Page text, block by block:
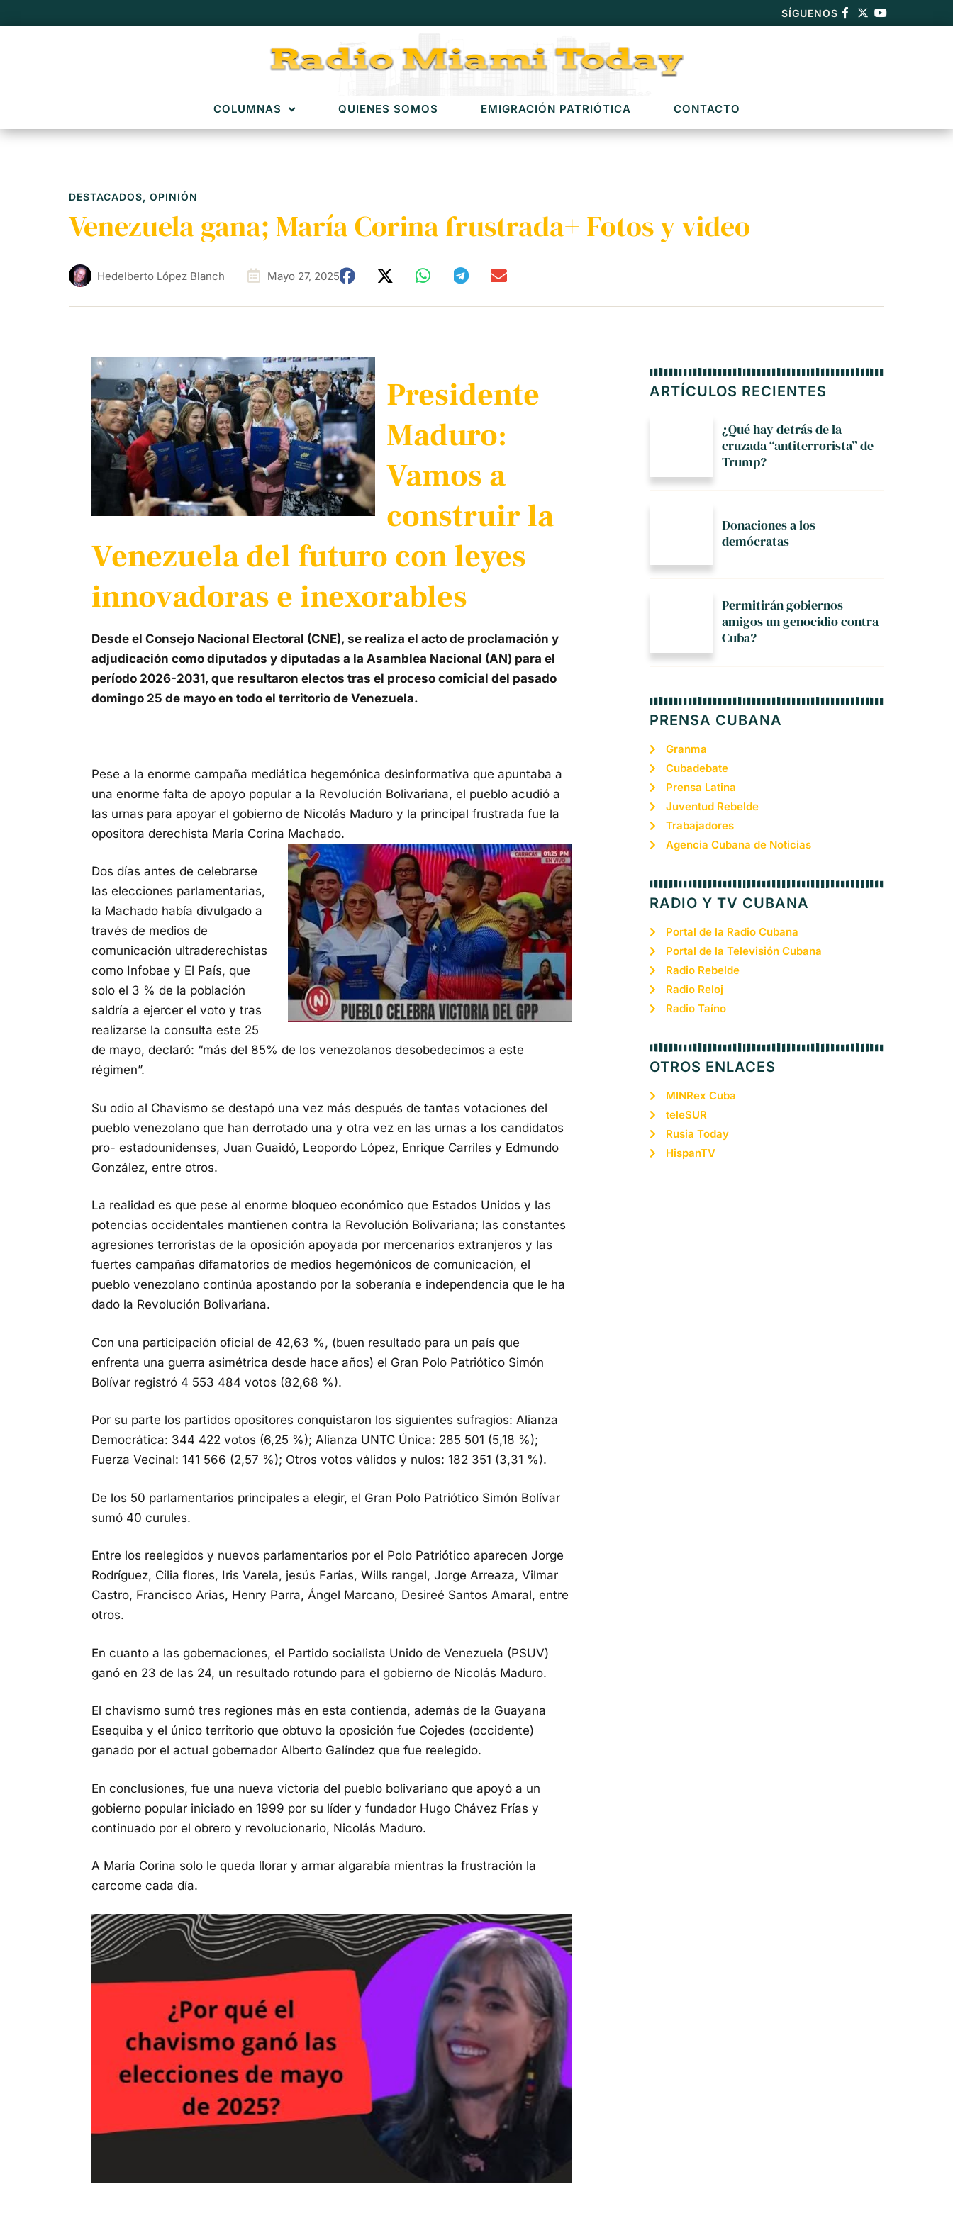
SÍGUENOS
COLUMNAS QUIENES SOMOS EMIGRACIÓN PATRIÓTICA CONTACTO
DESTACADOS, OPINIÓN
Venezuela gana; María Corina frustrada+ Fotos y video
Hedelberto López Blanch Mayo 27, 2025
Presidente
Maduro:
Vamos a
construir la
Venezuela del futuro con leyes
innovadoras e inexorables
Desde el Consejo Nacional Electoral (CNE), se realiza el acto de proclamación y
adjudicación como diputados y diputadas a la Asamblea Nacional (AN) para el
período 2026-2031, que resultaron electos tras el proceso comicial del pasado
domingo 25 de mayo en todo el territorio de Venezuela.
Pese a la enorme campaña mediática hegemónica desinformativa que apuntaba a
una enorme falta de apoyo popular a la Revolución Bolivariana, el pueblo acudió a
las urnas para apoyar el gobierno de Nicolás Maduro y la principal frustrada fue la
opositora derechista María Corina Machado.
Dos días antes de celebrarse
las elecciones parlamentarias,
la Machado había divulgado a
través de medios de
comunicación ultraderechistas
como Infobae y El País, que
solo el 3 % de la población
saldría a ejercer el voto y tras
realizarse la consulta este 25
de mayo, declaró: “más del 85% de los venezolanos desobedecimos a este
régimen”.
Su odio al Chavismo se destapó una vez más después de tantas votaciones del
pueblo venezolano que han derrotado una y otra vez en las urnas a los candidatos
pro- estadounidenses, Juan Guaidó, Leopordo López, Enrique Carriles y Edmundo
González, entre otros.
La realidad es que pese al enorme bloqueo económico que Estados Unidos y las
potencias occidentales mantienen contra la Revolución Bolivariana; las constantes
agresiones terroristas de la oposición apoyada por mercenarios extranjeros y las
fuertes campañas difamatorios de medios hegemónicos de comunicación, el
pueblo venezolano continúa apostando por la soberanía e independencia que le ha
dado la Revolución Bolivariana.
Con una participación oficial de 42,63 %, (buen resultado para un país que
enfrenta una guerra asimétrica desde hace años) el Gran Polo Patriótico Simón
Bolívar registró 4 553 484 votos (82,68 %).
Por su parte los partidos opositores conquistaron los siguientes sufragios: Alianza
Democrática: 344 422 votos (6,25 %); Alianza UNTC Única: 285 501 (5,18 %);
Fuerza Vecinal: 141 566 (2,57 %); Otros votos válidos y nulos: 182 351 (3,31 %).
De los 50 parlamentarios principales a elegir, el Gran Polo Patriótico Simón Bolívar
sumó 40 curules.
Entre los reelegidos y nuevos parlamentarios por el Polo Patriótico aparecen Jorge
Rodríguez, Cilia flores, Iris Varela, jesús Farías, Wills rangel, Jorge Arreaza, Vilmar
Castro, Francisco Arias, Henry Parra, Ángel Marcano, Desireé Santos Amaral, entre
otros.
En cuanto a las gobernaciones, el Partido socialista Unido de Venezuela (PSUV)
ganó en 23 de las 24, un resultado rotundo para el gobierno de Nicolás Maduro.
El chavismo sumó tres regiones más en esta contienda, además de la Guayana
Esequiba y el único territorio que obtuvo la oposición fue Cojedes (occidente)
ganado por el actual gobernador Alberto Galíndez que fue reelegido.
En conclusiones, fue una nueva victoria del pueblo bolivariano que apoyó a un
gobierno popular iniciado en 1999 por su líder y fundador Hugo Chávez Frías y
continuado por el obrero y revolucionario, Nicolás Maduro.
A María Corina solo le queda llorar y armar algarabía mientras la frustración la
carcome cada día.
ARTÍCULOS RECIENTES
¿Qué hay detrás de la
cruzada “antiterrorista” de
Trump?
Donaciones a los
demócratas
Permitirán gobiernos
amigos un genocidio contra
Cuba?
PRENSA CUBANA
Granma
Cubadebate
Prensa Latina
Juventud Rebelde
Trabajadores
Agencia Cubana de Noticias
RADIO Y TV CUBANA
Portal de la Radio Cubana
Portal de la Televisión Cubana
Radio Rebelde
Radio Reloj
Radio Taíno
OTROS ENLACES
MINRex Cuba
teleSUR
Rusia Today
HispanTV